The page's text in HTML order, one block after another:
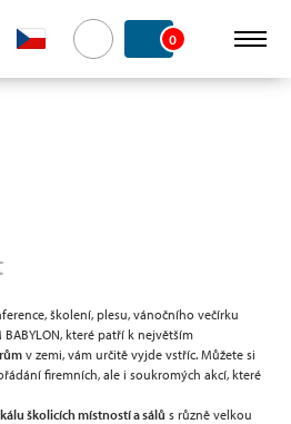
0
školení, plesu, vánočního večírku
které patří k největším
v zemi, vám určitě vyjde vstříc. Můžete si
firemních, ale i soukromých akcí, které
školicích místností a sálů s různě velkou